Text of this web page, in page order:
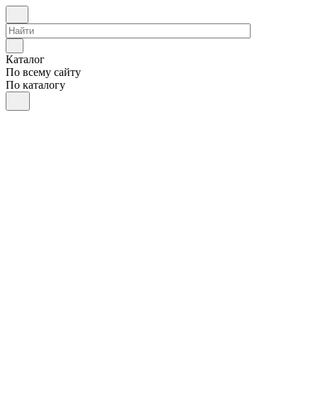
Каталог
По всему сайту
По каталогу